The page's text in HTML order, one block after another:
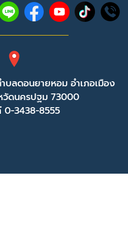
บลดอนยายหอม อำเภอเมือง
ดนครปฐม 73000
0-3438-8555